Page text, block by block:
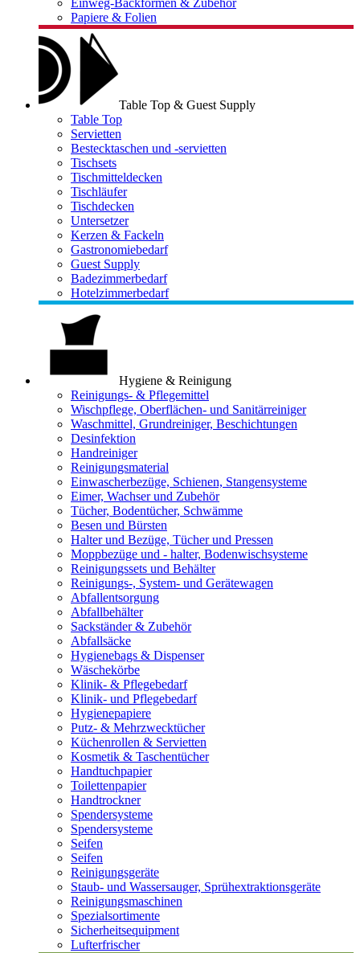
Einweg-Backformen & Zubehör
Papiere & Folien
Table Top & Guest Supply
Table Top
Servietten
Bestecktaschen und -servietten
Tischsets
Tischmitteldecken
Tischläufer
Tischdecken
Untersetzer
Kerzen & Fackeln
Gastronomiebedarf
Guest Supply
Badezimmerbedarf
Hotelzimmerbedarf
Hygiene & Reinigung
Reinigungs- & Pflegemittel
Wischpflege, Oberflächen- und Sanitärreiniger
Waschmittel, Grundreiniger, Beschichtungen
Desinfektion
Handreiniger
Reinigungsmaterial
Einwascherbezüge, Schienen, Stangensysteme
Eimer, Wachser und Zubehör
Tücher, Bodentücher, Schwämme
Besen und Bürsten
Halter und Bezüge, Tücher und Pressen
Moppbezüge und - halter, Bodenwischsysteme
Reinigungssets und Behälter
Reinigungs-, System- und Gerätewagen
Abfallentsorgung
Abfallbehälter
Sackständer & Zubehör
Abfallsäcke
Hygienebags & Dispenser
Wäschekörbe
Klinik- & Pflegebedarf
Klinik- und Pflegebedarf
Hygienepapiere
Putz- & Mehrzwecktücher
Küchenrollen & Servietten
Kosmetik & Taschentücher
Handtuchpapier
Toilettenpapier
Handtrockner
Spendersysteme
Spendersysteme
Seifen
Seifen
Reinigungsgeräte
Staub- und Wassersauger, Sprühextraktionsgeräte
Reinigungsmaschinen
Spezialsortimente
Sicherheitsequipment
Lufterfrischer